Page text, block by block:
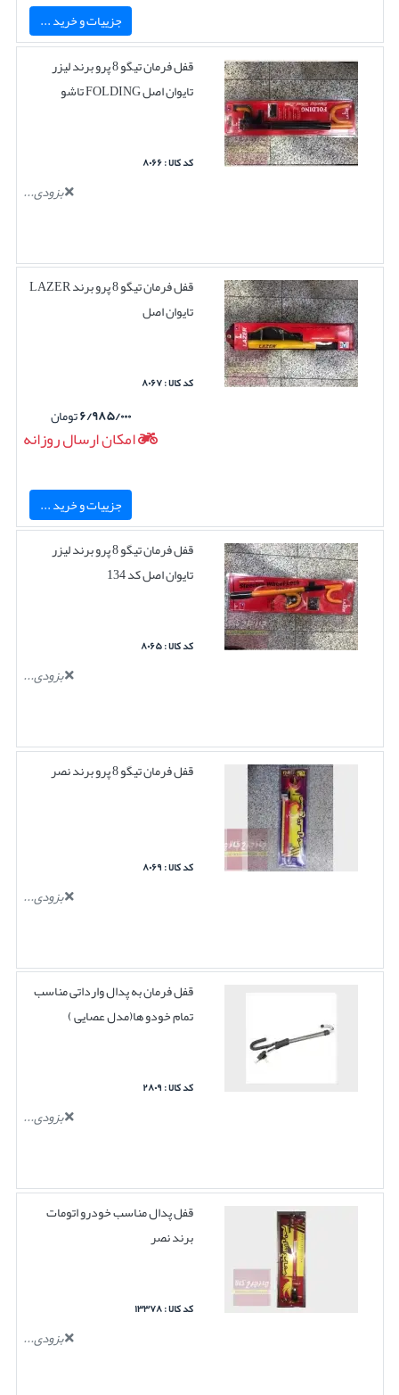
جزییات و خرید ...
قفل فرمان تیگو 8 پرو برند لیزر
تایوان اصل FOLDING تاشو
کد کالا : ۸۰۶۶
بزودی...
قفل فرمان تیگو 8 پرو برند LAZER
تایوان اصل
کد کالا : ۸۰۶۷
۶/۹۸۵/۰۰۰تومان
امکان ارسال روزانه
جزییات و خرید ...
قفل فرمان تیگو 8 پرو برند لیزر
تایوان اصل کد 134
کد کالا : ۸۰۶۵
بزودی...
قفل فرمان تیگو 8 پرو برند نصر
کد کالا : ۸۰۶۹
بزودی...
قفل فرمان به پدال وارداتی مناسب
تمام خودو ها(مدل عصایی )
کد کالا : ۲۸۰۹
بزودی...
قفل پدال مناسب خودرو اتومات
برند نصر
کد کالا : ۱۳۳۷۸
بزودی...